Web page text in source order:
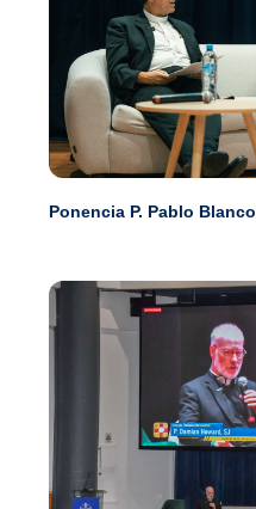
Ponencia P. Pablo Blanco